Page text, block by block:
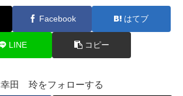
Facebook はてブ
LINE コピー
幸田 玲をフォローする